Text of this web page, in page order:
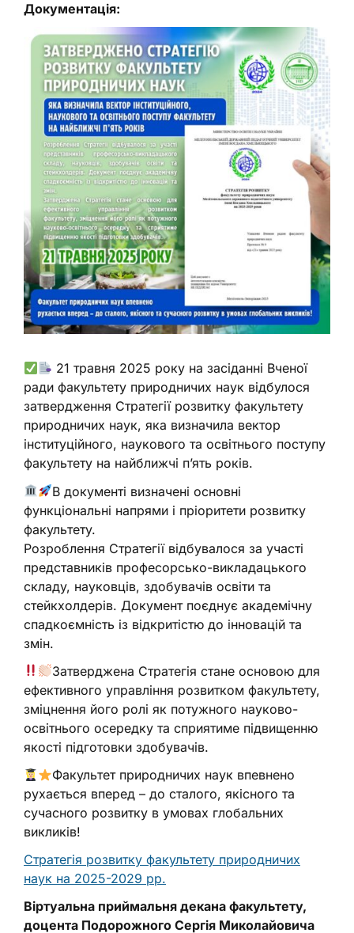
Документація:
21 травня 2025 року на засіданні Вченої
ради факультету природничих наук відбулося
затвердження Стратегії розвитку факультету
природничих наук, яка визначила вектор
інституційного, наукового та освітнього поступу
факультету на найближчі п’ять років.
В документі визначені основні
функціональні напрями і пріоритети розвитку
факультету.
Розроблення Стратегії відбувалося за участі
представників професорсько-викладацького
складу, науковців, здобувачів освіти та
стейкхолдерів. Документ поєднує академічну
спадкоємність із відкритістю до інновацій та
змін.
Затверджена Стратегія стане основою для
ефективного управління розвитком факультету,
зміцнення його ролі як потужного науково-
освітнього осередку та сприятиме підвищенню
якості підготовки здобувачів.
Факультет природничих наук впевнено
рухається вперед – до сталого, якісного та
сучасного розвитку в умовах глобальних
викликів!
Стратегія розвитку факультету природничих
наук на 2025-2029 рр.
Віртуальна приймальня декана факультету,
доцента Подорожного Сергія Миколайовича